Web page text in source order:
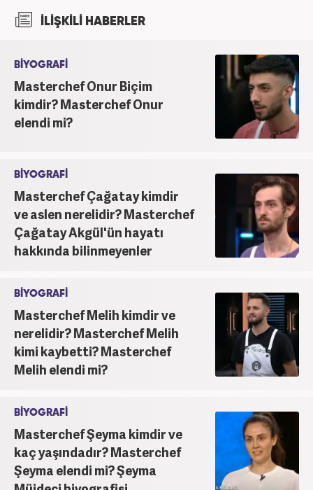
Ardından Fırat Üniversitesi Sosyal Bilimler
yüksek lisans yaptı. Üniversiteye devam ettiği
yıllarda edebiyat dergilerinde deneme ve metin
yazarlığı yaptı. Yine aynı dönemde, yerel televizyon
kanalında program sunuculuğu yaparak mesleki
kariyerine ilk adımını attı. 2016'da başladığı
internet gazeteciliği serüveninde birçok haber
haber7.com'da mesleki hayatına devam etmektedir.
İLİŞKİLİ HABERLER
BİYOGRAFİ
Masterchef Onur Biçim
kimdir? Masterchef Onur
elendi mi?
BİYOGRAFİ
Masterchef Çağatay kimdir
ve aslen nerelidir? Masterchef
Çağatay Akgül'ün hayatı
hakkında bilinmeyenler
BİYOGRAFİ
Masterchef Melih kimdir ve
nerelidir? Masterchef Melih
kimi kaybetti? Masterchef
Melih elendi mi?
BİYOGRAFİ
Masterchef Şeyma kimdir ve
kaç yaşındadır? Masterchef
Şeyma elendi mi? Şeyma